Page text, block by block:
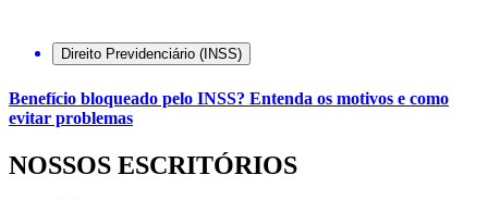
Direito Previdenciário (INSS)
Benefício bloqueado pelo INSS? Entenda os motivos e como
evitar problemas
NOSSOS ESCRITÓRIOS